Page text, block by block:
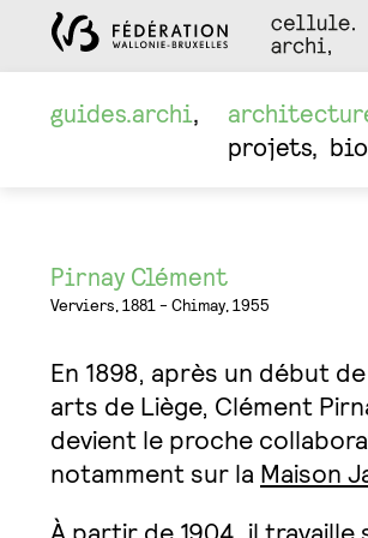
guides.archi
projets
Pirnay Clément
Verviers, 1881 - Chimay, 1955
En 1898, après un début
arts de Liège, Clément
devient le proche
notamment sur la Maison